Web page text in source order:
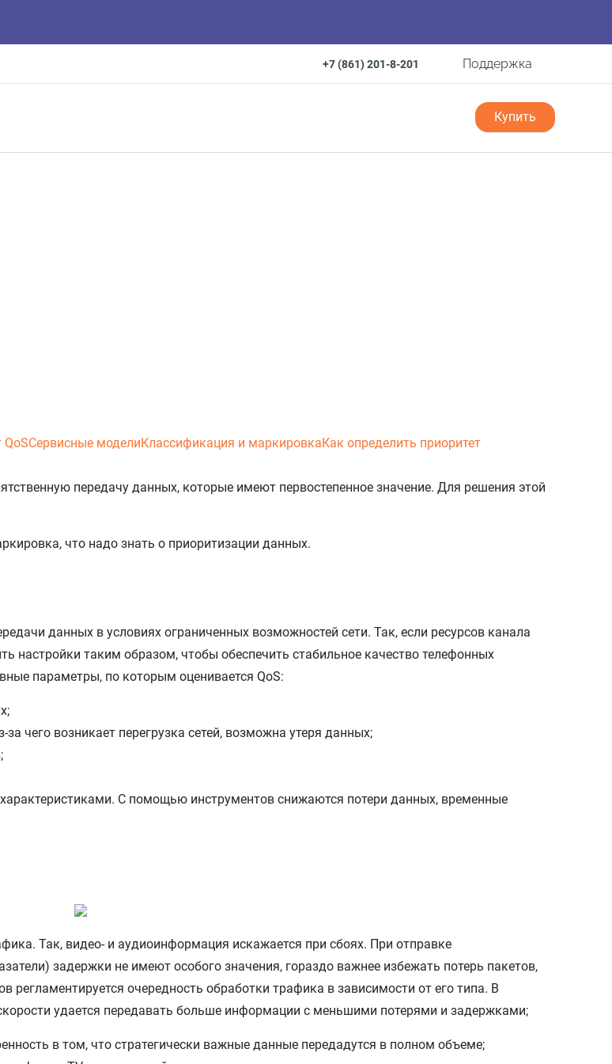
+7 (861)201-8-201 Поддержка
Купить
QoSСервисные моделиКлассификация и маркировкаКак определить приоритет
передачу данных, которые имеют первостепенное значение. Для решения этой
что надо знать о приоритизации данных.
данных в условиях ограниченных возможностей сети. Так, если ресурсов канала
настройки таким образом, чтобы обеспечить стабильное качество телефонных
параметры, по которым оценивается QoS:
чего возникает перегрузка сетей, возможна утеря данных;
С помощью инструментов снижаются потери данных, временные
Так, видео- и аудиоинформация искажается при сбоях. При отправке
задержки не имеют особого значения, гораздо важнее избежать потерь пакетов,
очередность обработки трафика в зависимости от его типа. В
удается передавать больше информации с меньшими потерями и задержками;
в том, что стратегически важные данные передадутся в полном объеме;